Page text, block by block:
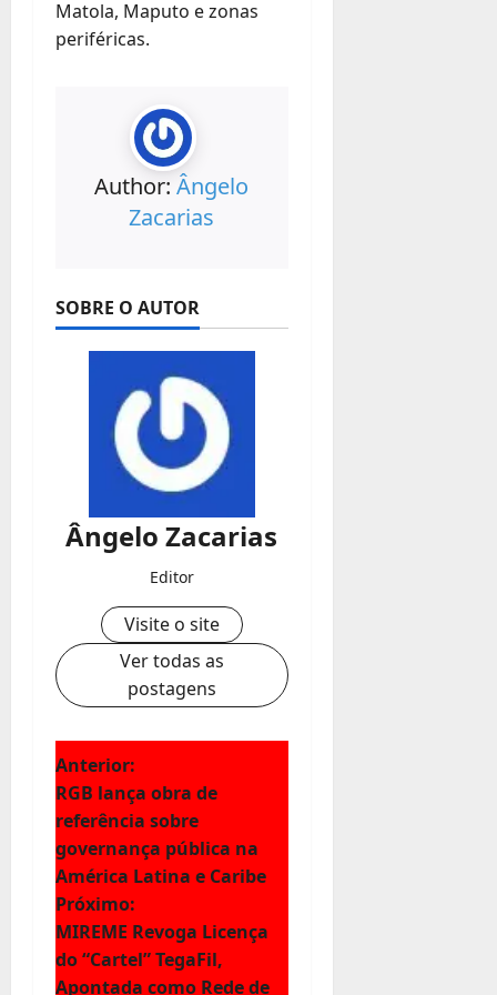
Matola, Maputo e zonas
periféricas.
Author: Ângelo
Zacarias
SOBRE O AUTOR
Ângelo Zacarias
Editor
Visite o site
Ver todas as
postagens
N
a
v
e
g
Anterior:
RGB lança obra de
referência sobre
governança pública na
América Latina e Caribe
Próximo:
MIREME Revoga Licença
do “Cartel” TegaFil,
Apontada como Rede de